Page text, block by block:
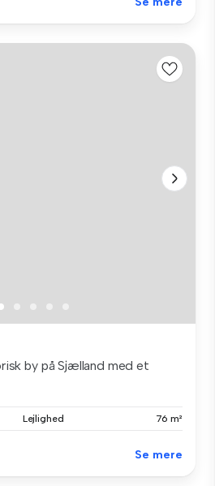
by på Sjælland med et
Lejlighed 76 m²
Se mere